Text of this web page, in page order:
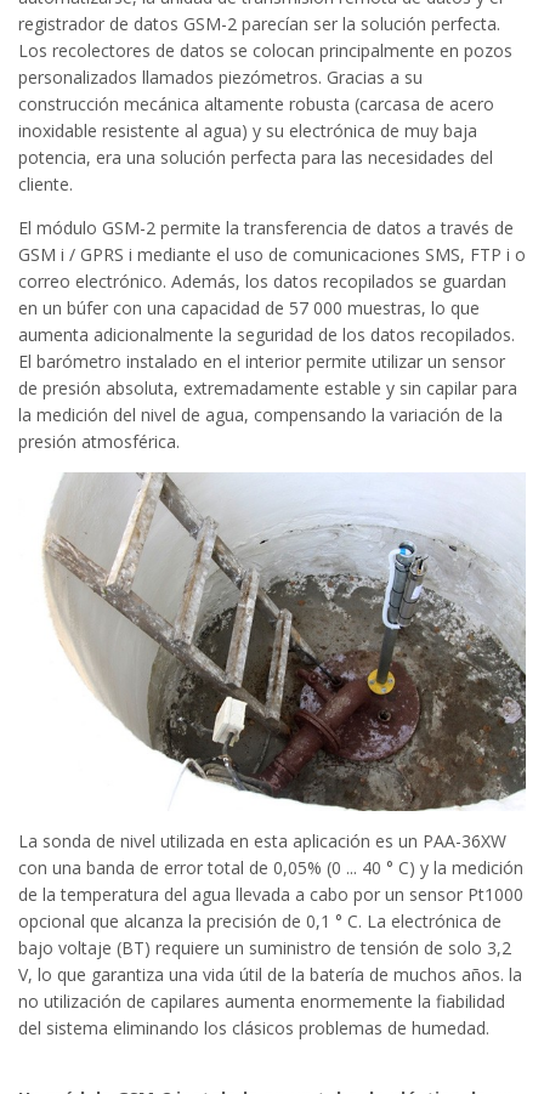
registrador de datos GSM-2 parecían ser la solución perfecta.
Los recolectores de datos se colocan principalmente en pozos
personalizados llamados piezómetros. Gracias a su
construcción mecánica altamente robusta (carcasa de acero
inoxidable resistente al agua) y su electrónica de muy baja
potencia, era una solución perfecta para las necesidades del
cliente.
El módulo GSM-2 permite la transferencia de datos a través de
GSM i / GPRS i mediante el uso de comunicaciones SMS, FTP i o
correo electrónico. Además, los datos recopilados se guardan
en un búfer con una capacidad de 57 000 muestras, lo que
aumenta adicionalmente la seguridad de los datos recopilados.
El barómetro instalado en el interior permite utilizar un sensor
de presión absoluta, extremadamente estable y sin capilar para
la medición del nivel de agua, compensando la variación de la
presión atmosférica.
La sonda de nivel utilizada en esta aplicación es un PAA-36XW
con una banda de error total de 0,05% (0 ... 40 ° C) y la medición
de la temperatura del agua llevada a cabo por un sensor Pt1000
opcional que alcanza la precisión de 0,1 ° C. La electrónica de
bajo voltaje (BT) requiere un suministro de tensión de solo 3,2
V, lo que garantiza una vida útil de la batería de muchos años. la
no utilización de capilares aumenta enormemente la fiabilidad
del sistema eliminando los clásicos problemas de humedad.